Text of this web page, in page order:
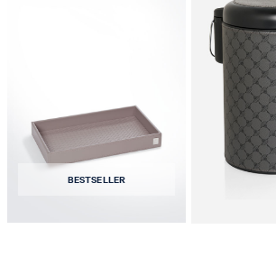
BESTSELLER